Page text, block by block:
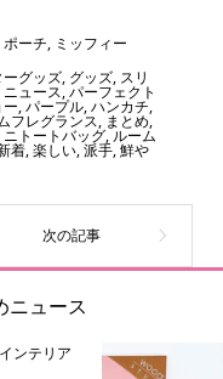
ポーチ, ミッフィー
グッズ, グッズ, スリ
ニュース,パーフェクト
,パープル,ハンカチ,
フレグランス, まとめ,
ニトートバッグ,ルーム
着,楽しい,派手,鮮や
ニュース
インテリア